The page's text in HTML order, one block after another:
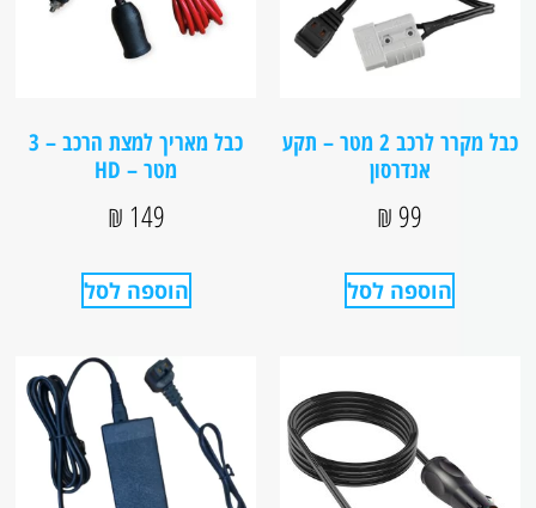
כבל מקרר לרכב 2 מטר – תקע
אנדרסון
99
₪
הוספה לסל
כבל מאריך למצת הרכב – 3
מטר – HD
149
₪
הוספה לסל